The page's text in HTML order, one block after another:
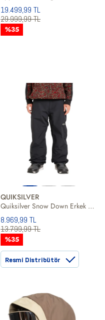
19.499,99 TL
29.999,99 TL
%35
QUIKSILVER
Quiksilver Snow Down Erkek Snowboard Pantolonu
8.969,99 TL
13.799,99 TL
%35
Resmi Distribütör